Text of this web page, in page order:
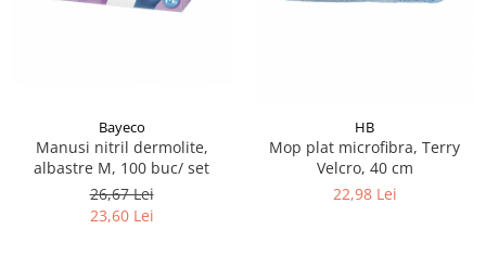
Bayeco
Manusi nitril dermolite,
albastre M, 100 buc/ set
26,67 Lei
23,60 Lei
HB
Mop plat microfibra, Terry
Velcro, 40 cm
22,98 Lei